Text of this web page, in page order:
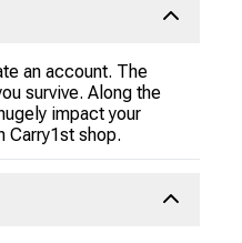
an account. The
survive. Along the
impact your
Carry1st shop.